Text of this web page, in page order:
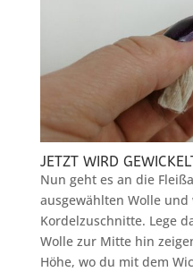
JETZT WIRD
Nun geht es an die
ausgewählten Wolle
Kordelzuschnitte. Lege
Wolle zur Mitte hin
Höhe, wo du mit dem